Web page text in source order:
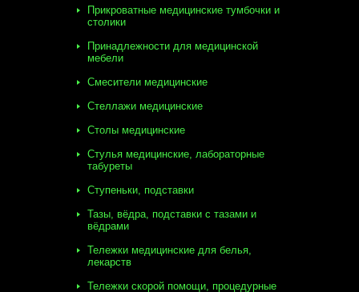
Прикроватные медицинские тумбочки и
столики
Принадлежности для медицинской
мебели
Смесители медицинские
Стеллажи медицинские
Столы медицинские
Стулья медицинские, лабораторные
табуреты
Ступеньки, подставки
Тазы, вёдра, подставки с тазами и
вёдрами
Тележки медицинские для белья,
лекарств
Тележки скорой помощи, процедурные